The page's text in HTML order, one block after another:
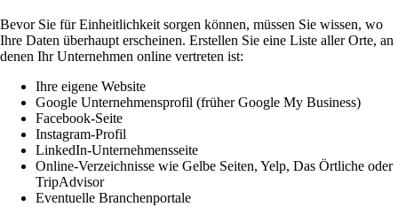
Bevor Sie für Einheitlichkeit sorgen können, müssen Sie wissen, wo
Ihre Daten überhaupt erscheinen. Erstellen Sie eine Liste aller Orte, an
denen Ihr Unternehmen online vertreten ist:
Ihre eigene Website
Google Unternehmensprofil (früher Google My Business)
Facebook-Seite
Instagram-Profil
LinkedIn-Unternehmensseite
Online-Verzeichnisse wie Gelbe Seiten, Yelp, Das Örtliche oder
TripAdvisor
Eventuelle Branchenportale